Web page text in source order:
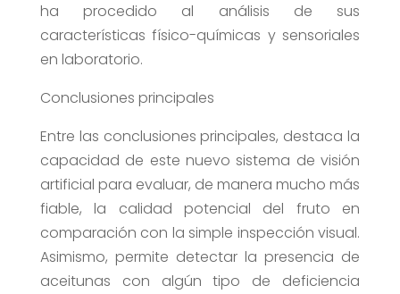
ha procedido al análisis de sus
características físico-químicas y sensoriales
en laboratorio.
Conclusiones principales
Entre las conclusiones principales, destaca la
capacidad de este nuevo sistema de visión
artificial para evaluar, de manera mucho más
fiable, la calidad potencial del fruto en
comparación con la simple inspección visual.
Asimismo, permite detectar la presencia de
aceitunas con algún tipo de deficiencia